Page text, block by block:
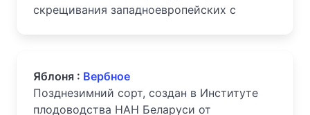
скрещивания западноевропейских с
Яблоня : Вербное
Позднезимний сорт, создан в Институте
плодоводства НАН Беларуси от